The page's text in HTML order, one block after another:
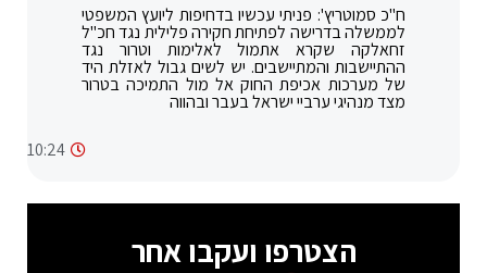
ח"כ סמוטריץ': פניתי עכשיו בדחיפות ליועץ המשפטי
לממשלה בדרישה לפתיחת חקירה פלילית נגד חכ"ל
זחאלקה שקרא אתמול לאלימות וטרור נגד
ההתיישבות והמתיישבים. יש לשים גבול לאזלת היד
של מערכות אכיפת החוק אל מול התמיכה בטרור
מצד מנהיגי ערביי ישראל בעבר ובהווה
10:24
הצטרפו ועקבו אחר